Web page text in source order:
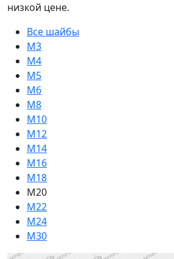
низкой цене.
Все шайбы
М3
М4
М5
М6
М8
М10
М12
М14
М16
М18
М20
М22
М24
М30